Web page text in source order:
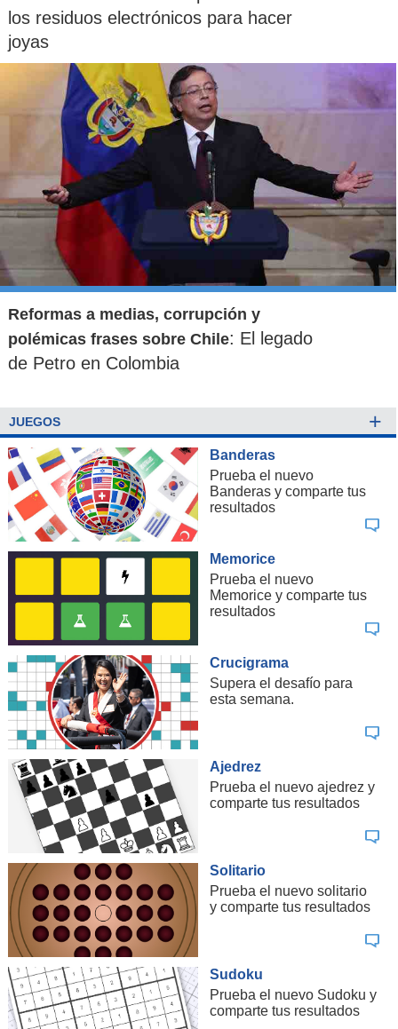
los residuos electrónicos para hacer
joyas
Reformas a medias, corrupción y
polémicas frases sobre Chile: El legado
de Petro en Colombia
JUEGOS +
Banderas
Prueba el nuevo
Banderas y comparte tus
resultados
Memorice
Prueba el nuevo
Memorice y comparte tus
resultados
Crucigrama
Supera el desafío para
esta semana.
Ajedrez
Prueba el nuevo ajedrez y
comparte tus resultados
Solitario
Prueba el nuevo solitario
y comparte tus resultados
Sudoku
Prueba el nuevo Sudoku y
comparte tus resultados